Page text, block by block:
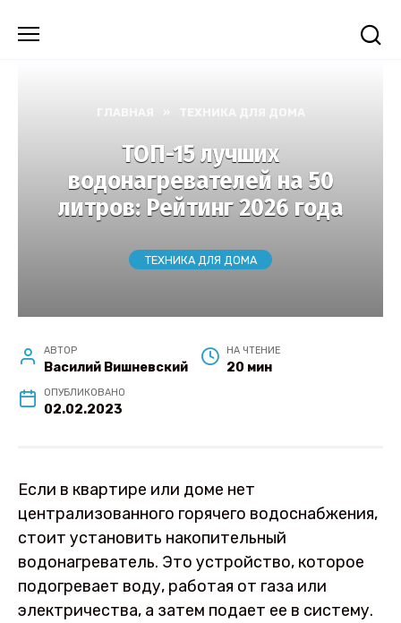
ТОП-15 лучших
водонагревателей на 50
литров: Рейтинг 2026 года
ТЕХНИКА ДЛЯ ДОМА
АВТОР
Василий Вишневский
НА ЧТЕНИЕ
20 мин
ОПУБЛИКОВАНО
02.02.2023
Если в квартире или доме нет
централизованного горячего водоснабжения,
стоит установить накопительный
водонагреватель. Это устройство, которое
подогревает воду, работая от газа или
электричества, а затем подает ее в систему.